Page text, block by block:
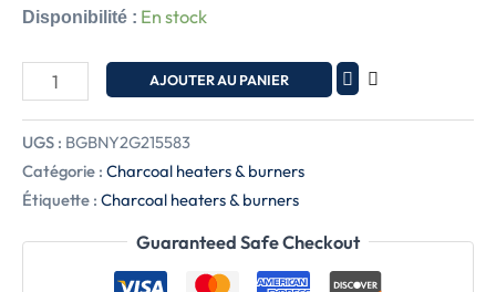
Disponibilité : En stock
AJOUTER AU PANIER
UGS : BGBNY2G215583
Catégorie : Charcoal heaters & burners
Étiquette : Charcoal heaters & burners
Guaranteed Safe Checkout